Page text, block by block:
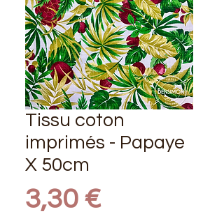
Tissu coton
imprimés - Papaye
X 50cm
3,30 €Prix